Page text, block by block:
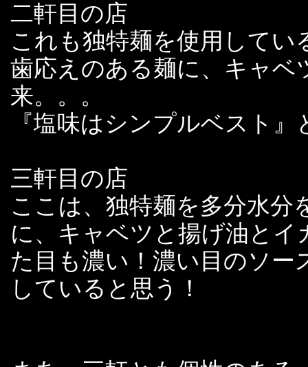
二軒目の店
これも独特麺を使用して
歯応えのある麺に、キャ
来。。。
『塩味はシンプルベスト
三軒目の店
ここは、独特麺を多分水分
に、キャベツと揚げ油と
た目も濃い！濃い目のソ
していると思う！